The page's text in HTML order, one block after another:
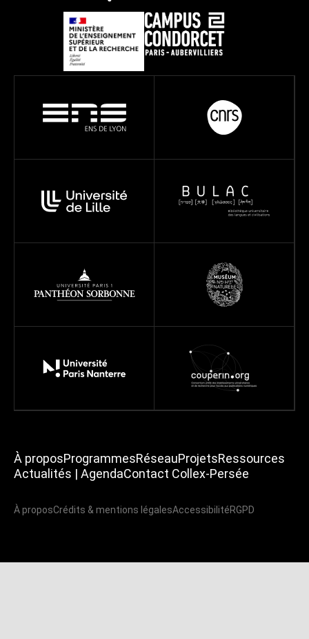
À proposProgrammesRéseauProjetsRessources
Actualités | AgendaContact Collex-Persée
À proposCrédits & mentions légalesAccessibilitéRGPD